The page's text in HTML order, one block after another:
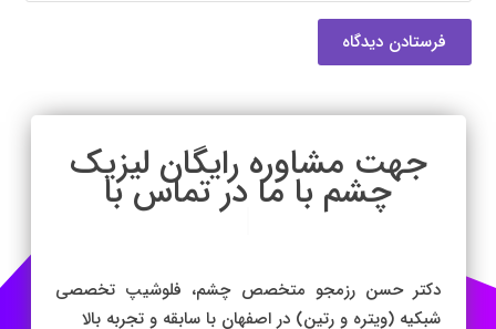
فرستادن دیدگاه
جهت مشاوره رایگان لیز|